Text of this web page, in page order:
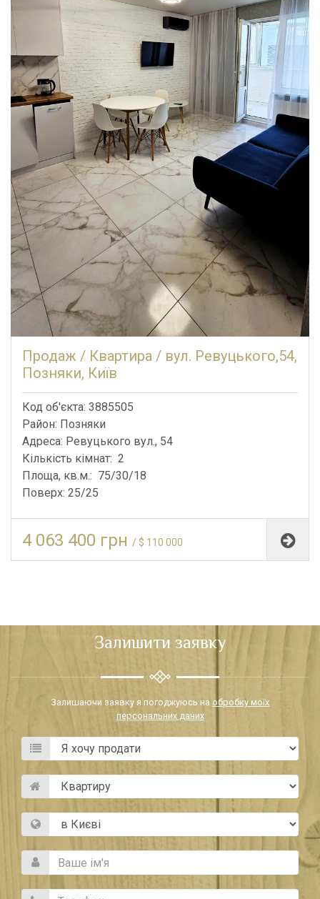
Продаж / Квартира / вул. Ревуцького,54,
Позняки, Київ
Код об'єкта: 3885505
Район: Позняки
Адреса: Ревуцького вул., 54
Кількість кімнат: 2
Площа, кв.м.: 75/30/18
Поверх: 25/25
4 063 400 грн / $ 110 000
Залишити заявку
Залишаючи заявку я погоджуюсь на обробку моїх
персональних даних